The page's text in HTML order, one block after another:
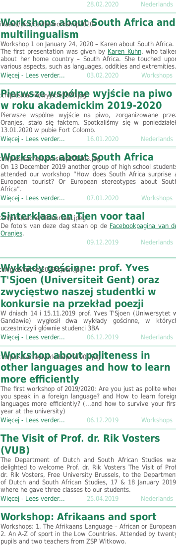
Nederlands
28.02.2020
Workshops about South Africa and
multilingualism
Workshop 1 on January 24, 2020 – Karen about South Africa.
The first presentation was given by Karen Kuhn, who
about her home country – South Africa. She touched
various aspects, such as languages, oddities and extremities.
Więcej - Lees verder...
Workshops
03.02.2020
Pierwsze wspólne wyjście na piwo
w roku akademickim 2019-2020
Pierwsze wspólne wyjście na piwo, zorganizowane
Oranjes, stało się faktem. Spotkaliśmy się w
13.01.2020 w pubie Fort Colomb.
Więcej - Lees verder...
Nederlands
16.01.2020
Workshops about South Africa
On 13 December 2019 another group of high school
attended our workshop “How does South Africa surprise
European tourist? Or European stereotypes about
Africa”.
Więcej - Lees verder...
Workshops
07.01.2020
Sinterklaas en Tien voor taal
De foto's van deze dag staan op de Facebookpagina van
Oranjes.
Nederlands
09.12.2019
Wykłady gościnne: prof. Yves
T'Sjoen (Universiteit Gent) oraz
zwycięstwo naszej studentki w
konkursie na przekład poezji
W dniach 14 i 15.11.2019 prof. Yves T'Sjoen (Uniwersytet
Gandawie) wygłosił dwa wykłady gościnne, w
uczestniczyli głównie studenci 3BA
Więcej - Lees verder...
Nederlands
06.12.2019
Workshop about politeness in
other languages and how to learn
more efficiently
The first workshop of 2019/2020: Are you just as polite
you speak in a foreign language? and How to learn
languages more efficiently? (...and how to survive your
year at the university)
Więcej - Lees verder...
Workshops
06.12.2019
The Visit of Prof. dr. Rik Vosters
(VUB)
The Department of Dutch and South African Studies
delighted to welcome Prof. dr. Rik Vosters The Visit of
dr. Rik Vosters, Free University Brussels, to the
of Dutch and South African Studies, 17 & 18 January
where he gave three classes to our students.
Więcej - Lees verder...
Nederlands
25.04.2019
Workshop: Afrikaans and sport
Workshops: 1. The Afrikaans Language – African or
2. An A-⁠Z of sport in the Low Countries. Attended by
pupils and two teachers from ZSP Witkowo.